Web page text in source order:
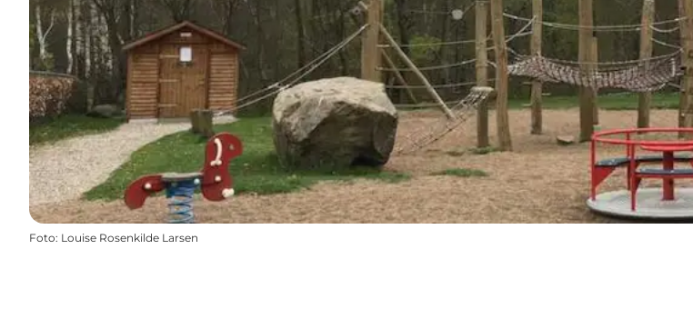
Foto: Louise Rosenkilde Larsen